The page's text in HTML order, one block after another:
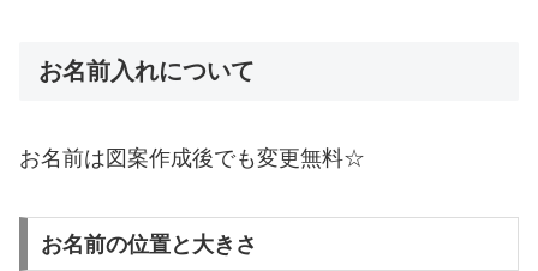
お名前入れについて
お名前は図案作成後でも変更無料☆
お名前の位置と大きさ